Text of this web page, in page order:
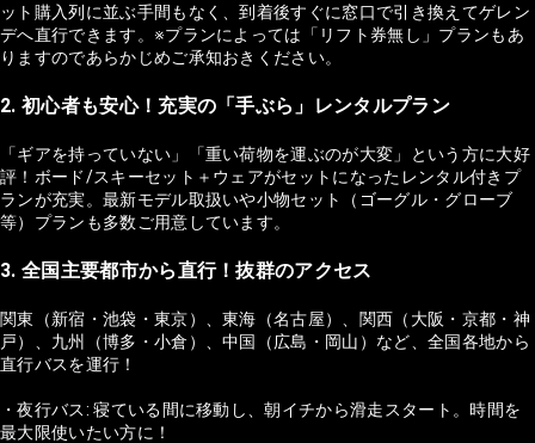
ット購入列に並ぶ手間もなく、到着後すぐに窓口で引き換えてゲレン
デへ直行できます。※プランによっては「リフト券無し」プランもあ
りますのであらかじめご承知おきください。
2. 初心者も安心！充実の「手ぶら」レンタルプラン
「ギアを持っていない」「重い荷物を運ぶのが大変」という方に大好
評！ボード/スキーセット＋ウェアがセットになったレンタル付きプ
ランが充実。最新モデル取扱いや小物セット（ゴーグル・グローブ
等）プランも多数ご用意しています。
3. 全国主要都市から直行！抜群のアクセス
関東（新宿・池袋・東京）、東海（名古屋）、関西（大阪・京都・神
戸）、九州（博多・小倉）、中国（広島・岡山）など、全国各地から
直行バスを運行！
・夜行バス: 寝ている間に移動し、朝イチから滑走スタート。時間を
最大限使いたい方に！